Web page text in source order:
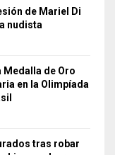
de Mariel Di
nudista
Medalla de Oro
en la Olimpíada
tras robar